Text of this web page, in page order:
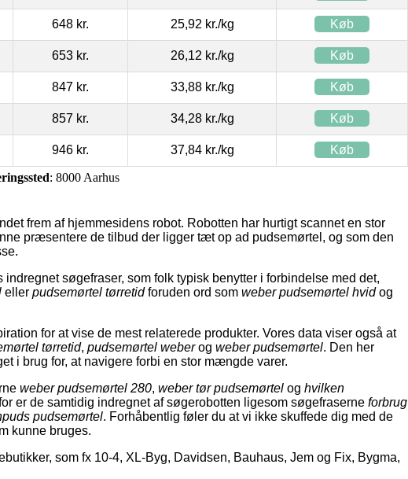
648 kr. 25,92 kr./kg Køb
653 kr. 26,12 kr./kg Køb
847 kr. 33,88 kr./kg Køb
857 kr. 34,28 kr./kg Køb
946 kr. 37,84 kr./kg Køb
: 8000 Aarhus
frem af hjemmesidens robot. Robotten har hurtigt scannet en stor
præsentere de tilbud der ligger tæt op ad pudsemørtel, og som den
søgefraser, som folk typisk benytter i forbindelse med det,
eller pudsemørtel tørretidforuden ord som weber pudsemørtel hvidog
for at vise de mest relaterede produkter. Vores data viser også at
tørretid, pudsemørtel weberog weber pudsemørtel. Den her
i brug for, at navigere forbi en stor mængde varer.
weber pudsemørtel 280, weber tør pudsemørtel og hvilken
er de samtidig indregnet af søgerobotten ligesom søgefraserne forbrug
pudsemørtel. Forhåbentlig føler du at vi ikke skuffede dig med de
kunne bruges.
som fx 10-4, XL-Byg, Davidsen, Bauhaus, Jem og Fix, Bygma,